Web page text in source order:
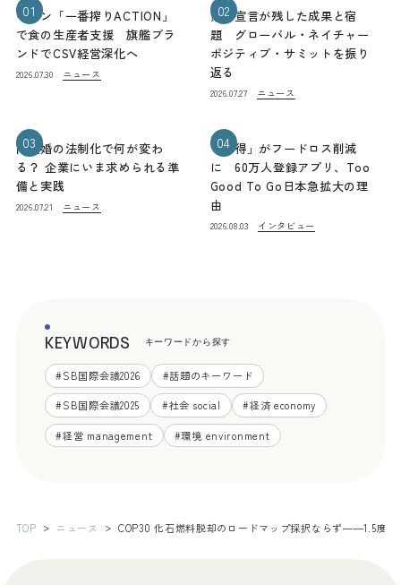
01
キリン「一番搾りACTION」
で食の生産者支援 旗艦ブラ
ンドでCSV経営深化へ
2026.07.30 ニュース
02
熊本宣言が残した成果と宿
題 グローバル・ネイチャー
ポジティブ・サミットを振り
返る
2026.07.27 ニュース
03
同性婚の法制化で何が変わ
る？ 企業にいま求められる準
備と実践
2026.07.21 ニュース
04
「お得」がフードロス削減
に 60万人登録アプリ、Too
Good To Go日本急拡大の理
由
2026.08.03 インタビュー
KEYWORDS キーワードから探す
#SB国際会議2026 #話題のキーワード
#SB国際会議2025 #社会 social #経済 economy
#経営 management #環境 environment
TOP ニュース COP30 化石燃料脱却のロードマップ採択ならず――1.5度